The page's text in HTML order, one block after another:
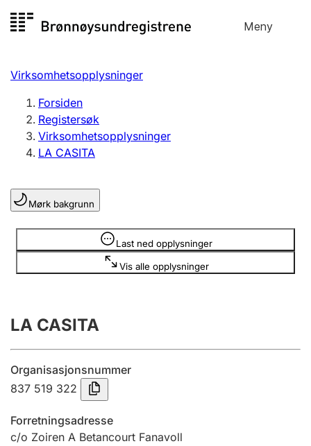
til
Meny
Registersøk
Aksjeselskap
Enkeltpersonforetak
Registrere, endre, slette
Lag og forening
Registrere, endre, slette
Årsregnskap
Innsending og forsinkelsesgebyr
Tinglysing
Virksomhetsopplysninger
Forsiden
Registersøk
Virksomhetsopplysninger
LA CASITA
Mørk bakgrunn
Last ned opplysninger
Vis alle opplysninger
Opplysninger er skjult
LA CASITA
Organisasjonsnummer
837 519 322
Forretningsadresse
c/o Zoiren A Betancourt Fanavoll